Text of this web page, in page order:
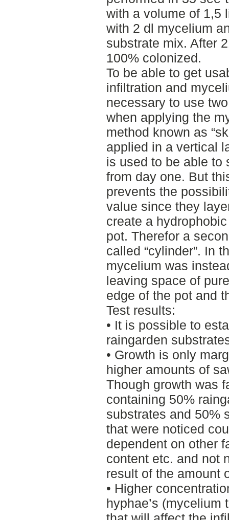
with a volume of 1,5
with 2 dl mycelium
substrate mix. After
100% colonized.
To be able to get
infiltration and
necessary to use
when applying the
method known as
applied in a vertical
is used to be able to
from day one. But
prevents the
value since they
create a
pot. Therefor a
called “cylinder”. In
mycelium was
leaving space of
edge of the pot and
Test results:
• It is possible to
raingarden
• Growth is only
higher amounts of
Though growth was
containing 50%
substrates and 50%
that were noticed
dependent on other
content etc. and not
result of the amount
• Higher
hyphae’s (mycelium